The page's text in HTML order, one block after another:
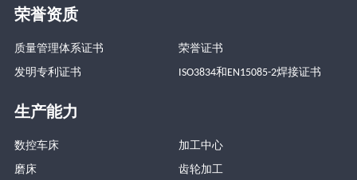
荣誉资质
质量管理体系证书
荣誉证书
发明专利证书
ISO3834和EN15085-2焊接证书
生产能力
数控车床
加工中心
磨床
齿轮加工